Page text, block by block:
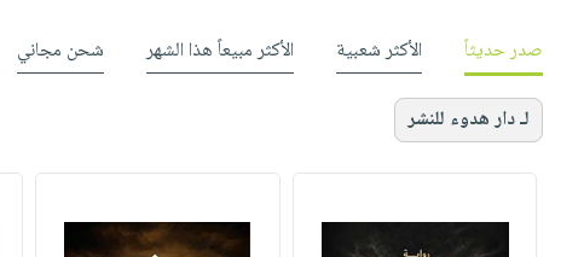
صدر حديثاً الأكثر شعبية الأكثر مبيعاً هذا الشهر شحن مجاني
لـ دار هدوء للنشر